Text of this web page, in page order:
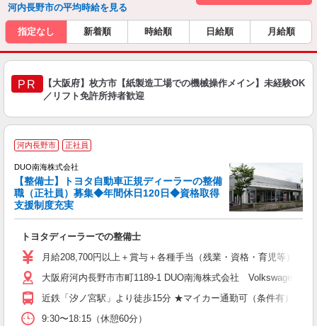
河内長野市の平均時給を見る
指定なし 新着順 時給順 日給順 月給順
PR
【大阪府】枚方市【紙製造工場での機械操作メイン】未経験OK
／リフト免許所持者歓迎
河内長野市 正社員
DUO南海株式会社
【整備士】トヨタ自動車正規ディーラーの整備
職（正社員）募集◆年間休日120日◆資格取得
支援制度充実
トヨタディーラーでの整備士
月給208,700円以上＋賞与＋各種手当（残業・資格・育児等） ※
大阪府河内長野市市町1189-1 DUO南海株式会社 Volkswagen河
近鉄「汐ノ宮駅」より徒歩15分 ★マイカー通勤可（条件有）
9:30〜18:15（休憩60分）